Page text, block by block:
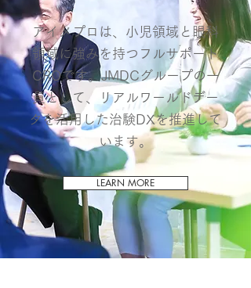
アイメプロは、小児領域と眼科
領域に強みを持つフルサポート
CROです。JMDCグループの一
員として、リアルワールドデー
タを活用した治験DXを推進して
います。
LEARN MORE